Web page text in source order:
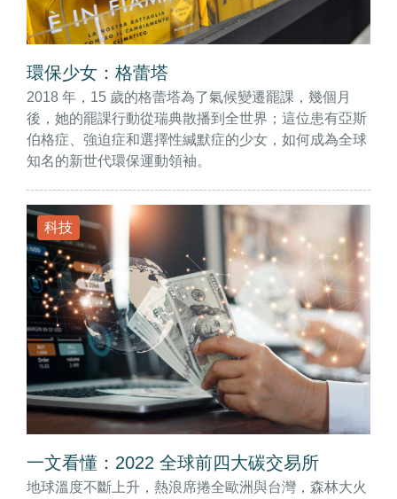
環保少女：格蕾塔
2018 年，15 歲的格蕾塔為了氣候變遷罷課，幾個月
後，她的罷課行動從瑞典散播到全世界；這位患有亞斯
伯格症、強迫症和選擇性緘默症的少女，如何成為全球
知名的新世代環保運動領袖。
科技
一文看懂：2022 全球前四大碳交易所
地球溫度不斷上升，熱浪席捲全歐洲與台灣，森林大火